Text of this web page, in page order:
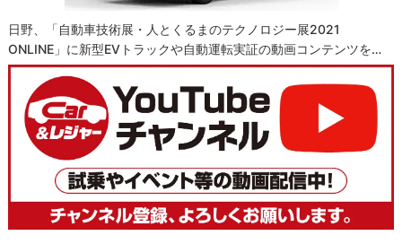
日野、「自動車技術展・人とくるまのテクノロジー展2021
ONLINE」に新型EVトラックや自動運転実証の動画コンテンツを…